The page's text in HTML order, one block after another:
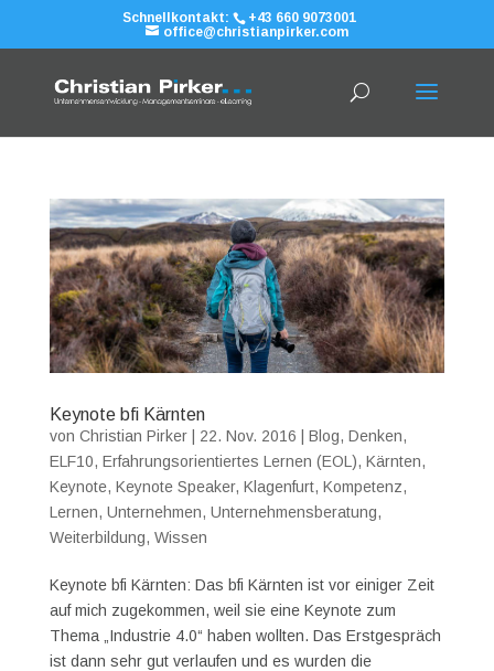
Schnellkontakt:
+43 660 9073001
office@christianpirker.com
Keynote bfi Kärnten
von Christian Pirker| 22. Nov. 2016 Blog, Denken,
ELF10, Erfahrungsorientiertes Lernen (EOL), Kärnten,
Keynote, Keynote Speaker, Klagenfurt, Kompetenz,
Lernen, Unternehmen, Unternehmensberatung,
Weiterbildung, Wissen
Keynote bfi Kärnten: Das bfi Kärnten ist vor einiger Zeit
auf mich zugekommen, weil sie eine Keynote zum
Thema „Industrie 4.0“ haben wollten. Das Erstgespräch
ist dann sehr gut verlaufen und es wurden die